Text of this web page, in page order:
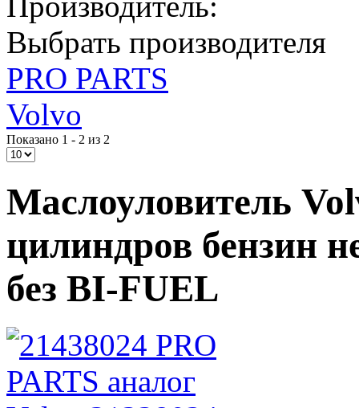
Выбрать производителя
PRO PARTS
Volvo
Показано 1 - 2 из 2
Маслоуловитель
цилиндров бензин
без BI-FUEL